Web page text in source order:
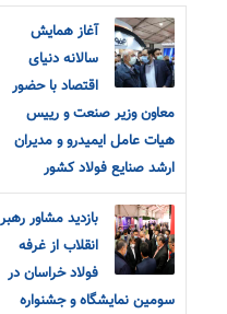
آغاز همایش
سالانه دنیای
اقتصاد با حضور
معاون وزیر صنعت و رییس
هیات عامل ایمیدرو و مدیران
ارشد صنایع فولاد کشور
بازدید مشاور رهبر
انقلاب از غرفه
فولاد خراسان در
سومین نمایشگاه و جشنواره